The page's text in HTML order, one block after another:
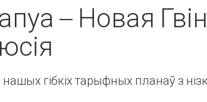
– Новая
гібкіх тарыфных планаў з